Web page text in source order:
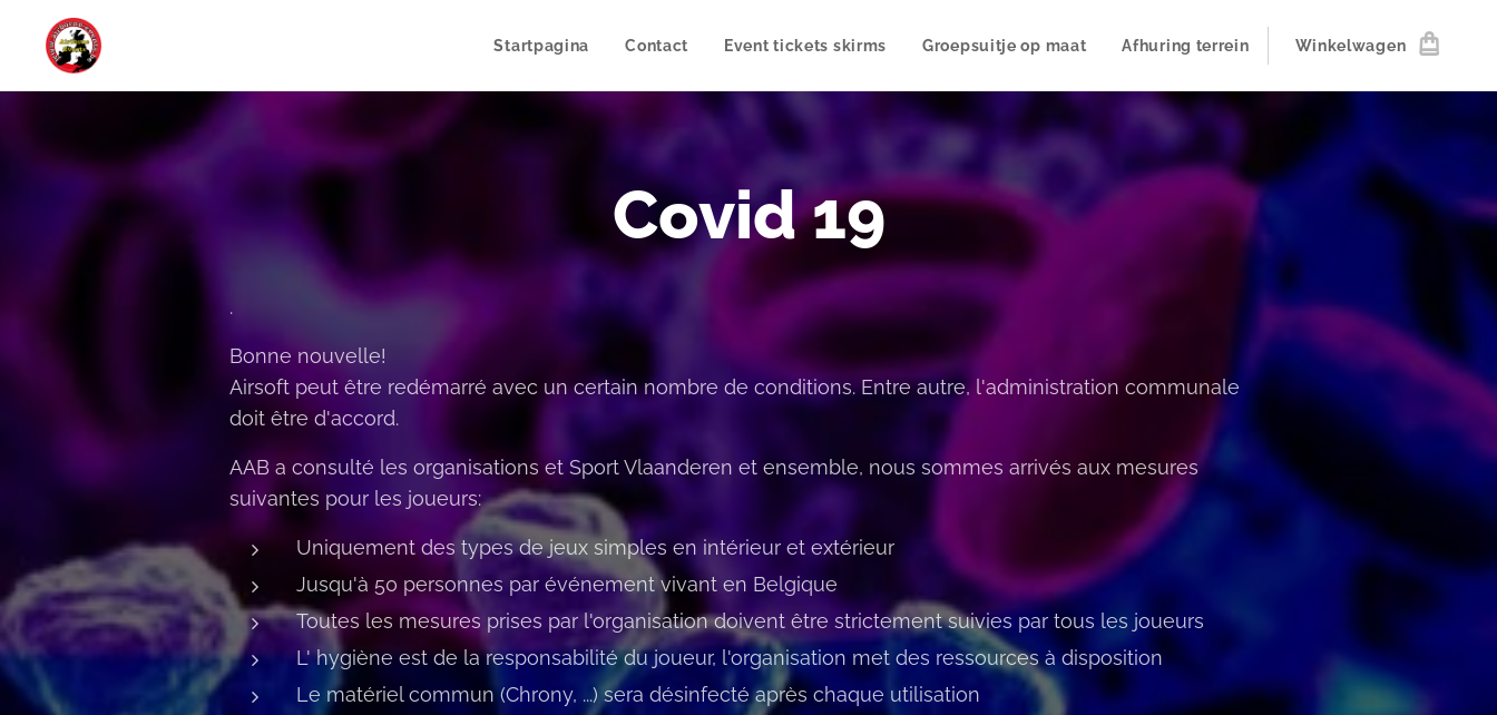
Startpagina Contact Event tickets skirms Groepsuitje op maat Afhuring terrein Winkelwagen
Covid 19
.
Bonne nouvelle!
Airsoft peut être redémarré avec un certain nombre de conditions. Entre autre, l'administration communale
doit être d'accord.
AAB a consulté les organisations et Sport Vlaanderen et ensemble, nous sommes arrivés aux mesures
suivantes pour les joueurs:
Uniquement des types de jeux simples en intérieur et extérieur
Jusqu'à 50 personnes par événement vivant en Belgique
Toutes les mesures prises par l'organisation doivent être strictement suivies par tous les joueurs
L' hygiène est de la responsabilité du joueur, l'organisation met des ressources à disposition
Le matériel commun (Chrony, ...) sera désinfecté après chaque utilisation